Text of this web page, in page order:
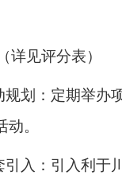
详见评分表）
规划‌：定期举办
。
引入‌：引入利于